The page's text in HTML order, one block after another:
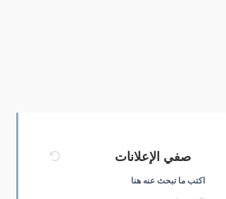
صفي الإعلانات
اكتب ما تبحث عنه هنا